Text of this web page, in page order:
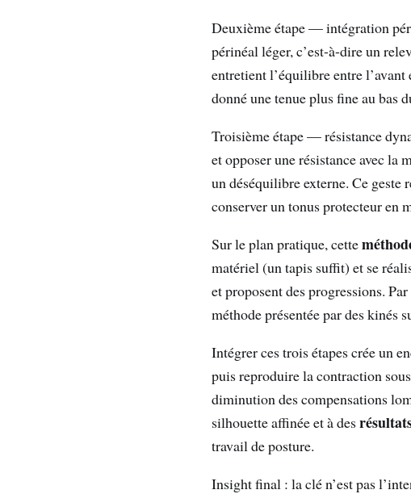
Deuxième étape — intégration
périnéal léger, c’est-à-dire un
entretient l’équilibre entre
donné une tenue plus fine au bas
Troisième étape — résistance
et opposer une résistance avec la
un déséquilibre externe. Ce geste
conserver un tonus protecteur en
Sur le plan pratique, cette
matériel (un tapis suffit) et se
et proposent des progressions.
méthode présentée par des kinés
Intégrer ces trois étapes crée un
puis reproduire la contraction
diminution des compensations
silhouette affinée et à des
travail de posture.
Insight final : la clé n’est pas